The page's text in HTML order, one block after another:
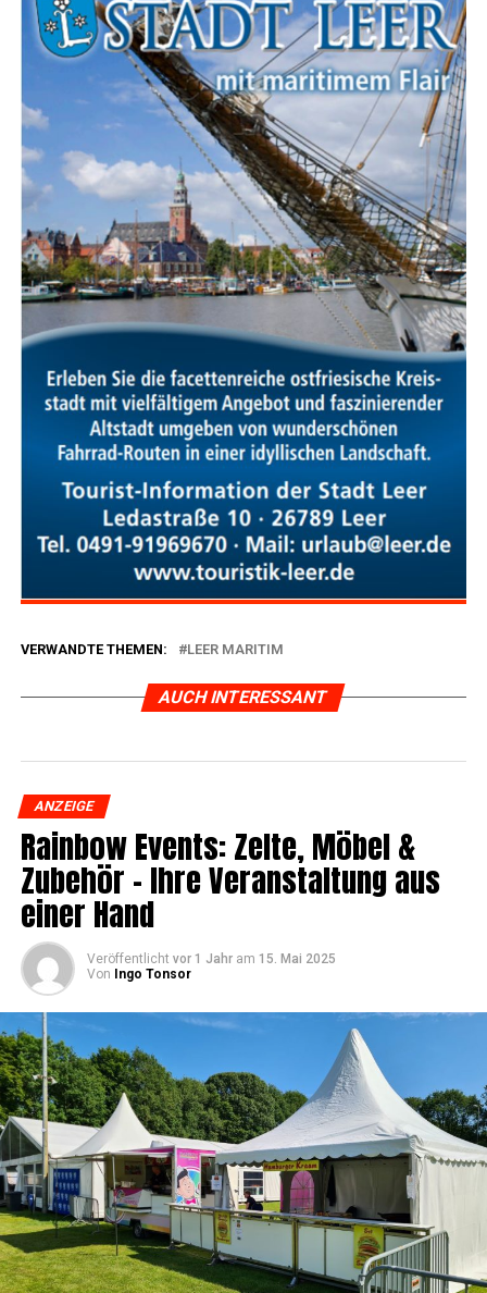
VERWANDTE THEMEN: LEER MARITIM
AUCH INTERESSANT
ANZEIGE
Rain­bow Events: Zel­te, Möbel &
Zube­hör – Ihre Ver­an­stal­tung aus
einer Hand
Veröffentlicht vor 1 Jahr am 15. Mai 2025
Von
Ingo Tonsor